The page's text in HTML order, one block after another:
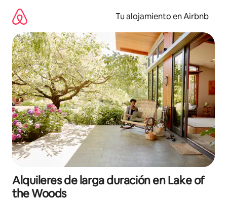
contenido
Tu alojamiento en Airbnb
Alquileres de larga duración en Lake of
the Woods